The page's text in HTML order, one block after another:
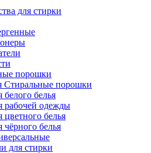
для стирки
порошки
Стиральные порошки
белого белья
рабочей одежды
цветного белья
чёрного белья
для стирки